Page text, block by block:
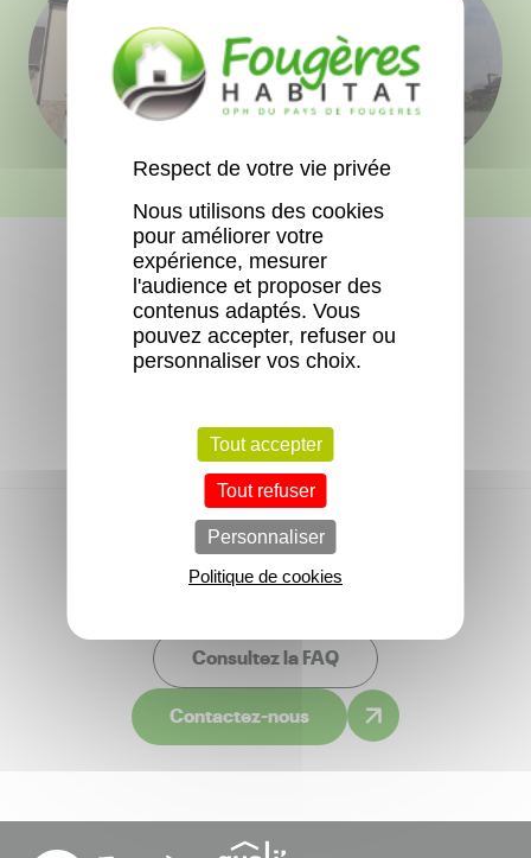
Aucun logement libre actuellement.
Vous avez une question ?
Consultez la FAQ
Contactez-nous
Respect de votre vie privée
Nous utilisons des cookies
pour améliorer votre
expérience, mesurer
l'audience et proposer des
contenus adaptés. Vous
pouvez accepter, refuser ou
personnaliser vos choix.
Tout accepter
Tout refuser
Personnaliser
Politique de cookies